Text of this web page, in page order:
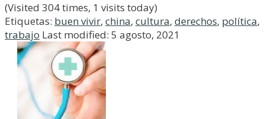
(Visited 304 times, 1 visits today)
Etiquetas: buen vivir, china, cultura, derechos, política,
trabajo Last modified: 5 agosto, 2021